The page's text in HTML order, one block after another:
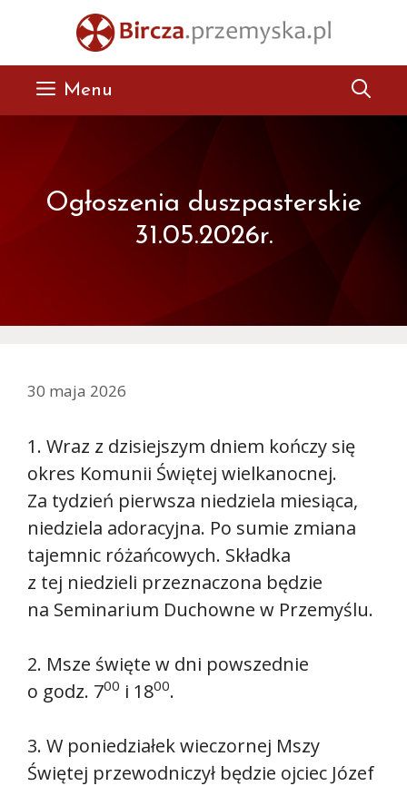
Menu
Ogłoszenia duszpasterskie
31.05.2026r.
30 maja 2026
1. Wraz z dzisiejszym dniem kończy się
okres Komunii Świętej wielkanocnej.
Za tydzień pierwsza niedziela miesiąca,
niedziela adoracyjna. Po sumie zmiana
tajemnic różańcowych. Składka
z tej niedzieli przeznaczona będzie
na Seminarium Duchowne w Przemyślu.
2. Msze święte w dni powszednie
o godz. 700 i 1800.
3. W poniedziałek wieczornej Mszy
Świętej przewodniczył będzie ojciec Józef